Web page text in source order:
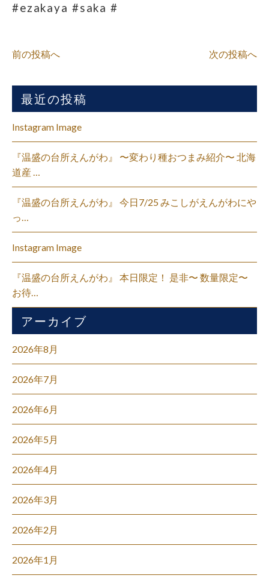
#ezakaya #saka #
前の投稿へ 次の投稿へ
最近の投稿
Instagram Image
『温盛の台所えんがわ』 〜変わり種おつまみ紹介〜 北海
道産 …
『温盛の台所えんがわ』 今日7/25 みこしがえんがわにや
っ…
Instagram Image
『温盛の台所えんがわ』 本日限定！ 是非〜 数量限定〜
お待…
アーカイブ
2026年8月
2026年7月
2026年6月
2026年5月
2026年4月
2026年3月
2026年2月
2026年1月